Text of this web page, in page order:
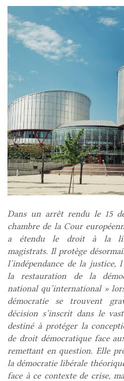
Dans un arrêt rendu le 15
chambre de la Cour
a étendu le droit à la
magistrats. Il protège
l’indépendance de la justice,
la restauration de la
national qu’international »
démocratie se trouvent
décision s’inscrit dans le
destiné à protéger la
de droit démocratique face
remettant en question. Elle
la démocratie libérale
face à ce contexte de crise,